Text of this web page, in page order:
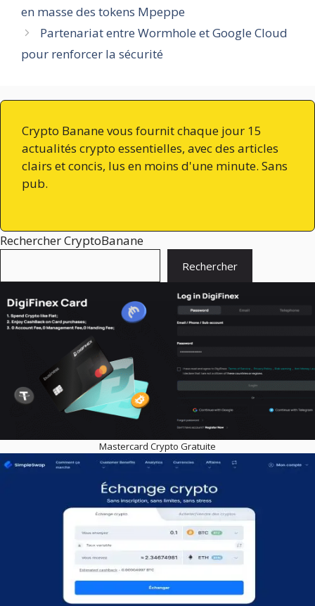
en masse des tokens Mpeppe
Partenariat entre Wormhole et Google Cloud
pour renforcer la sécurité
Crypto Banane vous fournit chaque jour 15
actualités crypto essentielles, avec des articles
clairs et concis, lus en moins d'une minute. Sans
pub.
Rechercher CryptoBanane
Rechercher
Mastercard Crypto Gratuite